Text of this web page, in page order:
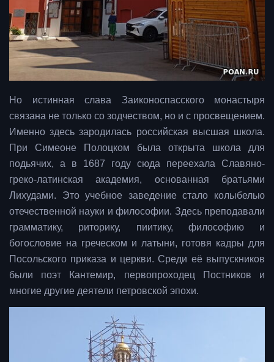
Но истинная слава Заиконоспасского монастыря
связана не только со зодчеством, но и с просвещением.
Именно здесь зародилась российская высшая школа.
При Симеоне Полоцком была открыта школа для
подьячих, а в 1687 году сюда переехала Славяно-
греко-латинская академия, основанная братьями
Лихудами. Это учебное заведение стало колыбелью
отечественной науки и философии. Здесь преподавали
грамматику, риторику, пиитику, философию и
богословие на греческом и латыни, готовя кадры для
Посольского приказа и церкви. Среди её выпускников
были поэт Кантемир, первопроходец Постников и
многие другие деятели петровской эпохи.